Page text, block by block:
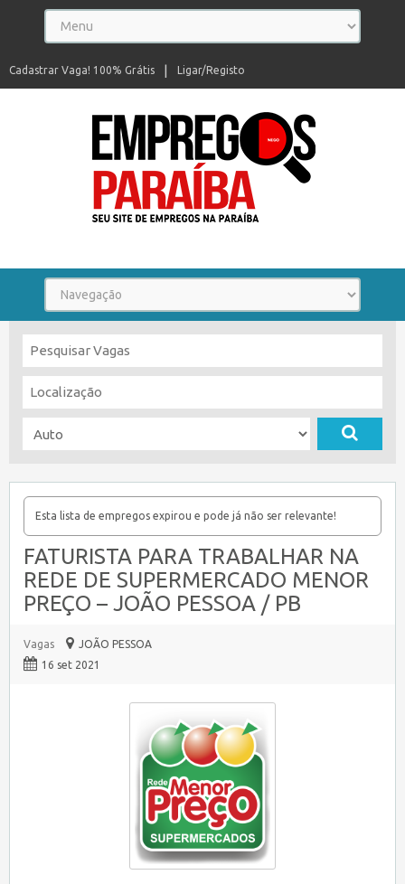
Ligar/Registo
Cadastrar Vaga! 100% Grátis
Esta lista de empregos expirou e pode já não ser relevante!
FATURISTA PARA TRABALHAR NA
REDE DE SUPERMERCADO MENOR
PREÇO – JOÃO PESSOA / PB
Vagas
JOÃO PESSOA
16 set 2021